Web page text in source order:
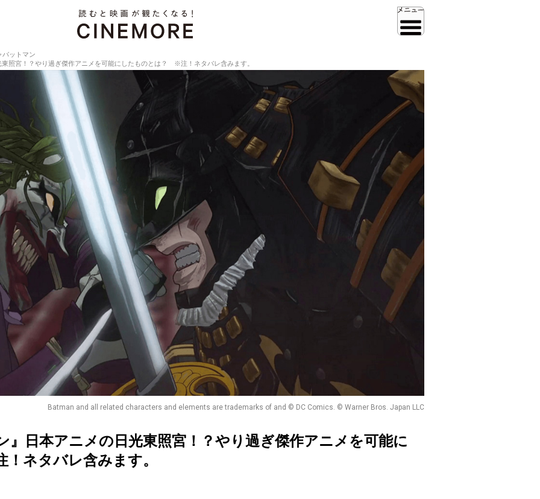
バットマン
照宮！？やり過ぎ傑作アニメを可能にしたものとは？ ※注！ネタバレ含みます。
Batman and all related characters and elements are trademarks of and © DC Comics. © Warner Bros. Japan LLC
』日本アニメの日光東照宮！？やり過ぎ傑作アニメを可能に
ネタバレ含みます。